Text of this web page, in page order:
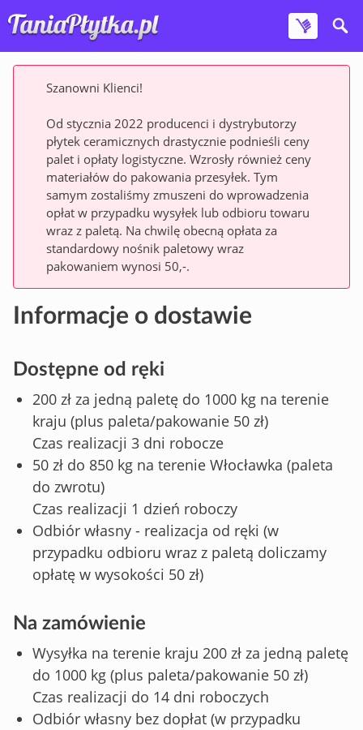
Szanowni Klienci!
Od stycznia 2022 producenci i dystrybutorzy
płytek ceramicznych drastycznie podnieśli ceny
palet i opłaty logistyczne. Wzrosły również ceny
materiałów do pakowania przesyłek. Tym
samym zostaliśmy zmuszeni do wprowadzenia
opłat w przypadku wysyłek lub odbioru towaru
wraz z paletą. Na chwilę obecną opłata za
standardowy nośnik paletowy wraz
pakowaniem wynosi 50,-.
Informacje o dostawie
Dostępne od ręki
200 zł za jedną paletę do 1000 kg na terenie
kraju (plus paleta/pakowanie 50 zł)
Czas realizacji 3 dni robocze
50 zł do 850 kg na terenie Włocławka (paleta
do zwrotu)
Czas realizacji 1 dzień roboczy
Odbiór własny - realizacja od ręki (w
przypadku odbioru wraz z paletą doliczamy
opłatę w wysokości 50 zł)
Na zamówienie
Wysyłka na terenie kraju 200 zł za jedną paletę
do 1000 kg (plus paleta/pakowanie 50 zł)
Czas realizacji do 14 dni roboczych
Odbiór własny bez dopłat (w przypadku